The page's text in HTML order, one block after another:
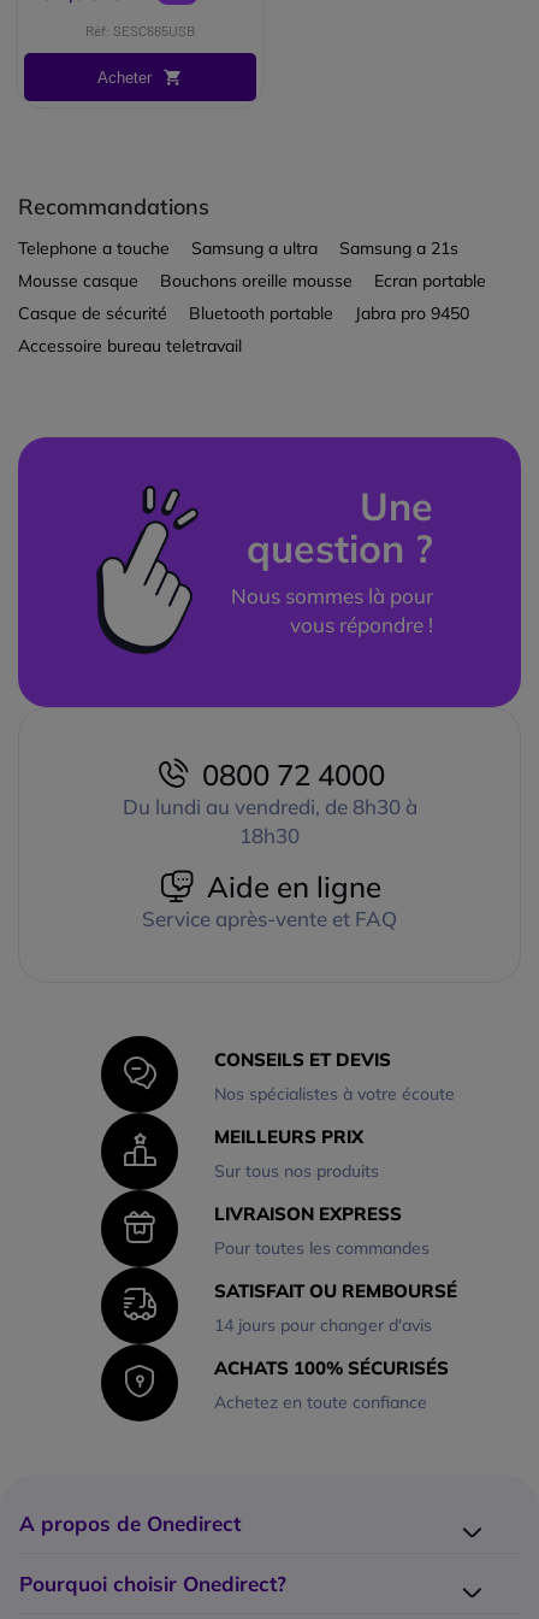
Réf: SESC665USB
Acheter
Recommandations
Telephone a touche Samsung a ultra
Samsung a 21s
Mousse casque
Bouchons oreille mousse
Ecran portable
Casque de sécurité
Bluetooth portable
Jabra pro 9450
Accessoire bureau teletravail
Une
question ?
Nous sommes là pour
vous répondre !
0800 72 4000
Du lundi au vendredi, de 8h30 à
18h30
Aide en ligne
Service après-vente et FAQ
CONSEILS ET DEVIS
Nos spécialistes à votre écoute
MEILLEURS PRIX
Sur tous nos produits
LIVRAISON EXPRESS
Pour toutes les commandes
SATISFAIT OU REMBOURSÉ
14 jours pour changer d'avis
ACHATS 100% SÉCURISÉS
Achetez en toute confiance
A propos de Onedirect
Nos marques
Pourquoi choisir Onedirect?